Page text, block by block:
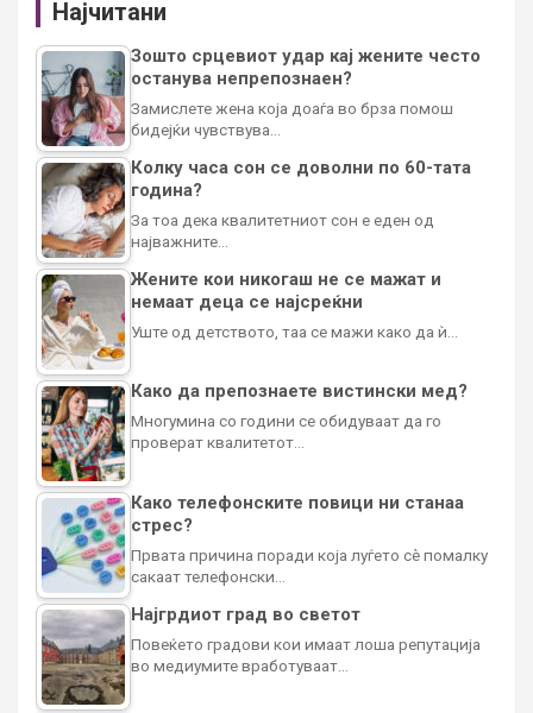
Најчитани
Зошто срцевиот удар кај жените често
останува непрепознаен?
Замислете жена која доаѓа во брза помош
бидејќи чувствува…
Колку часа сон се доволни по 60-тата
година?
За тоа дека квалитетниот сон е еден од
најважните…
Жените кои никогаш не се мажат и
немаат деца се најсреќни
Уште од детството, таа се мажи како да ѝ…
Како да препознаете вистински мед?
Многумина со години се обидуваат да го
проверат квалитетот…
Како телефонските повици ни станаа
стрес?
Првата причина поради која луѓето сè помалку
сакаат телефонски…
Најгрдиот град во светот
Повеќето градови кои имаат лоша репутација
во медиумите вработуваат…